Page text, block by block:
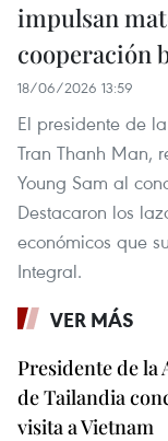
impulsan
cooperación
18/06/2026 13:59
El presidente de
Tran Thanh Man,
Young Sam al
Destacaron los
económicos que
Integral.
VER MÁS
Presidente de la
de Tailandia
visita a Vietnam